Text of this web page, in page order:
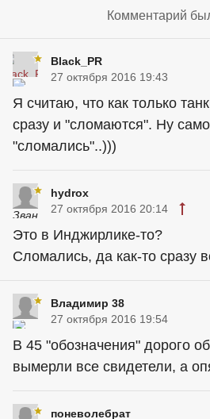
Комментарий
Black_PR
27 октября 2016 19:43
Я считаю, что как только
сразу и "сломаются". Ну
"сломались"..)))
hydrox
27 октября 2016 20:14
Это в Инджирлике-то?
Сломались, да как-то сразу
Владимир 38
27 октября 2016 19:54
В 45 "обозначения" дорого
вымерли все свидетели, а
поневолебрат